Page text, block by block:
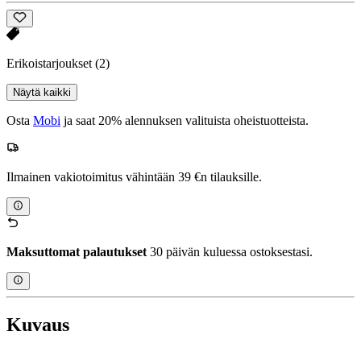
Erikoistarjoukset(2)
Näytä kaikki
Osta Mobi ja saat 20% alennuksen valituista oheistuotteista.
Ilmainen vakiotoimitus vähintään 39 €n tilauksille.
Maksuttomat palautukset 30 päivän kuluessa ostoksestasi.
Kuvaus